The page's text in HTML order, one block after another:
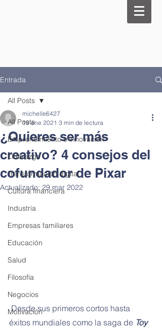
Entrada
All Posts
Emprendimiento e innovación
Liderazgo
Transformación digital
Cultura financiera
Industria
Empresas familiares
Educación
Salud
Filosofía
Negocios
Motivación
All Posts
¿Quieres ser más
creativo? 4 consejos del
cofundador de Pixar
michelle6427
19 ene 2021 3 min de lectura
Actualizado:29 mar 2022
Desde sus primeros cortos hasta
éxitos mundiales como la saga de Toy